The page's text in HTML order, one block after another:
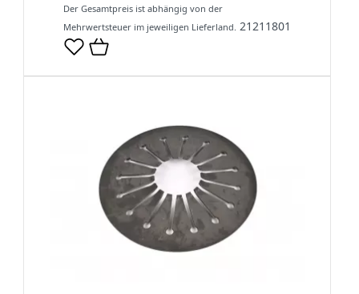
Der Gesamtpreis ist abhängig von der
Mehrwertsteuer im jeweiligen Lieferland. 21211801